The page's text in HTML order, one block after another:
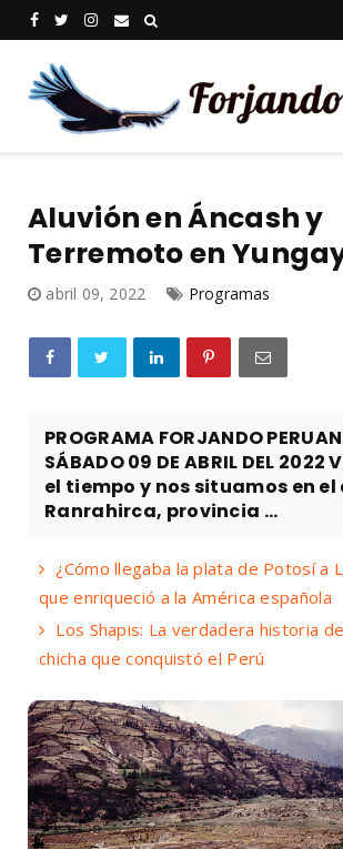
Aluvión en Áncash y
Terremoto en
abril 09, 2022 Programas
PROGRAMA FORJANDO
SÁBADO 09 DE ABRIL DEL
el tiempo y nos situamos en
Ranrahirca, provincia ...
¿Cómo llegaba la plata de Potosí a
que enriqueció a la América española
Los Shapis: La verdadera historia
chicha que conquistó el Perú